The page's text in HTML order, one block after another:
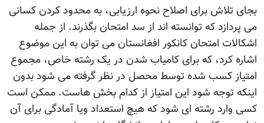
بجای تلاش برای اصلاح نحوه ارزیابی، به محدود کردن کسانی
می پردازد که توانسته اند از سد امتحان بگذرند. از جمله
اشکالات امتحان کانکور افغانستان می توان به این موضوع
اشاره کرد، که برای کامیاب شدن در یک رشته خاص، مجموع
امتیاز کسب شده توسط محصل در نظر گرفته می شود بدون
اینکه توجه شود این امتیاز از کدام بخش هاست. ممکن است
کسی وارد رشته ای شود که هیچ استعداد ویا آمادگی برای آن